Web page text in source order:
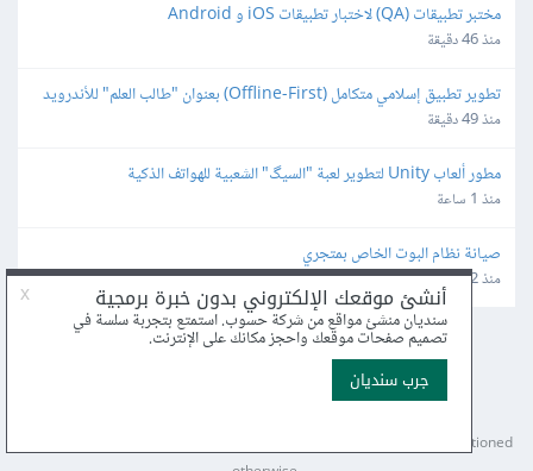
مختبر تطبيقات (QA) لاختبار تطبيقات iOS و Android
منذ 46 دقيقة
و iOS
منذ 49 دقيقة
مطور ألعاب Unity لتطوير لعبة "السيگ" الشعبية للهواتف الذكية
منذ 1 ساعة
صيانة نظام البوت الخاص بمتجري
منذ 2 ساعة
عن أكاديمية حسوب
إرشادات الاستخدام
unless mentioned